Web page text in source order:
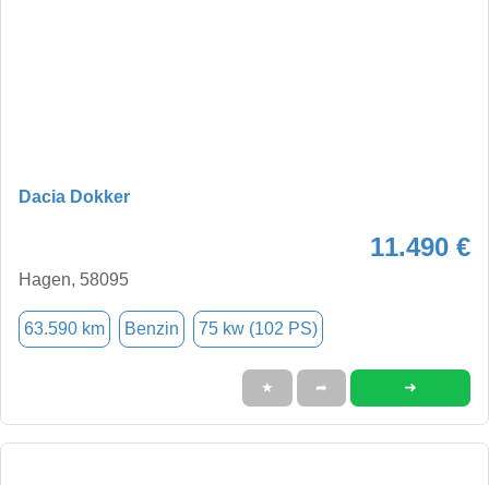
Dacia Dokker
11.490 €
Hagen, 58095
63.590 km Benzin 75 kw (102 PS)
★ ➦ ➜